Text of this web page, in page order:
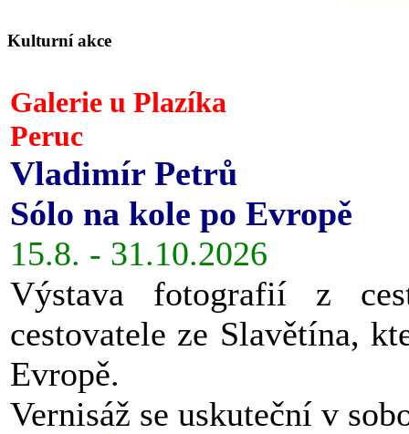
Kulturní akce
Galerie u Plazíka
Peruc
Vladimír Petrů
Sólo na kole po Evropě
15.8. - 31.10.2026
Výstava fotografií z
cestovatele ze Slavětína,
Evropě.
Vernisáž se uskuteční v